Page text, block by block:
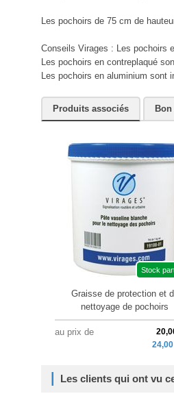
Les pochoirs de 75 cm de
Conseils Virages : Les pochoirs
Les pochoirs en contreplaqué
Les pochoirs en aluminium sont
Produits associés
Stock
Graisse de protection et
nettoyage de pochoirs
au prix de
Les clients qui ont vu